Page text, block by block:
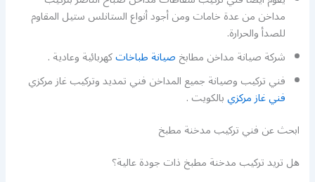
مداخن من عدة خامات ومن أجود أنواع الستانلس ستيل المقاوم
للصدأ والحرارة.
شركة صيانة مداخن مطابخصيانة طباخاتكهربائية وعادية .
فني تركيب وصيانة جميع المداخن فني تمديد وتركيب غاز مركزي
فني غاز مركزيبالكويت .
ابحث عن فني تركيب مدخنة مطبخ
هل تريد تركيب مدخنة مطبخ ذات جودة عالية؟